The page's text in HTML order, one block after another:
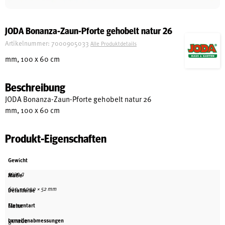
Shop
Ausstellung
Kontakt & Anfahrt
Über uns
Geschichte
JODA Bonanza-Zaun-Pforte gehobelt natur 26
Artikelnummer: 7000905033 Alle Produktdetails
mm, 100 x 60 cm
Beschreibung
JODA Bonanza-Zaun-Pforte gehobelt natur 26
mm, 100 x 60 cm
Produkt-Eigenschaften
Gewicht
9350 g
Maße
600 × 1000 × 52 mm
Detailfarbe
Natur
Elementart
gerade
Lamellenabmessungen